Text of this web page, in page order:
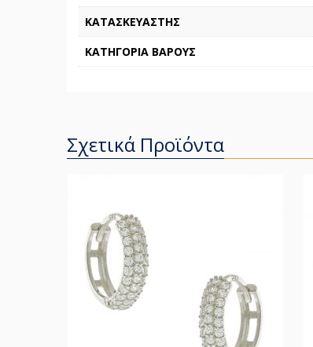
ΚΑΤΑΣΚΕΥΑΣΤΗΣ
ΚΑΤΗΓΟΡΙΑ ΒΑΡΟΥΣ
Σχετικά Προϊόντα